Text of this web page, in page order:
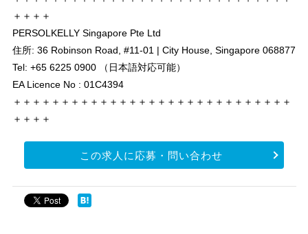
＋＋＋＋
PERSOLKELLY Singapore Pte Ltd
住所: 36 Robinson Road, #11-01 | City House, Singapore 068877
Tel: +65 6225 0900 （日本語対応可能）
EA Licence No : 01C4394
＋＋＋＋＋＋＋＋＋＋＋＋＋＋＋＋＋＋＋＋＋＋＋＋＋＋＋＋＋
＋＋＋＋
この求人に応募・問い合わせ